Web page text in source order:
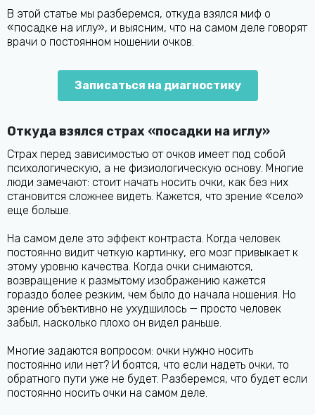
В этой статье мы разберемся, откуда взялся миф о
«посадке на иглу», и выясним, что на самом деле говорят
врачи о постоянном ношении очков.
Записаться на диагностику
Откуда взялся страх «посадки на иглу»
Страх перед зависимостью от очков имеет под собой
психологическую, а не физиологическую основу. Многие
люди замечают: стоит начать носить очки, как без них
становится сложнее видеть. Кажется, что зрение «село»
еще больше.
На самом деле это эффект контраста. Когда человек
постоянно видит четкую картинку, его мозг привыкает к
этому уровню качества. Когда очки снимаются,
возвращение к размытому изображению кажется
гораздо более резким, чем было до начала ношения. Но
зрение объективно не ухудшилось — просто человек
забыл, насколько плохо он видел раньше.
Многие задаются вопросом: очки нужно носить
постоянно или нет? И боятся, что если надеть очки, то
обратного пути уже не будет. Разберемся, что будет если
постоянно носить очки на самом деле.